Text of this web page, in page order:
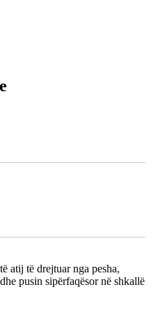
atij të drejtuar nga pesha,
pusin sipërfaqësor në shkallë